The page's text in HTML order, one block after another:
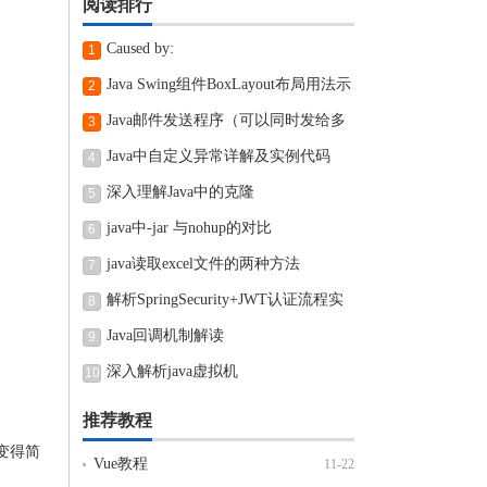
得简
阅读排行
1
Caused by:
java.lang.ClassNotFoundException:
org.objectweb.asm.Type异常
2
Java Swing组件BoxLayout布局用法示
例
3
Java邮件发送程序（可以同时发给多
个地址、可以带附件）
4 Java中自定义异常详解及实例代码
5 深入理解Java中的克隆
6 java中-jar 与nohup的对比
7 java读取excel文件的两种方法
8
解析SpringSecurity+JWT认证流程实
现
9 Java回调机制解读
10 深入解析java虚拟机
推荐教程
11-22
Vue教程